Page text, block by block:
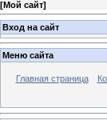
[Мой сайт]
Вход на сайт
Меню сайта
Главная страница